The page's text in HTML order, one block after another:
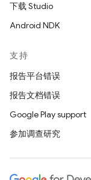
下载 Studio
Android NDK
支持
报告平台错误
报告文档错误
Google Play support
参加调查研究